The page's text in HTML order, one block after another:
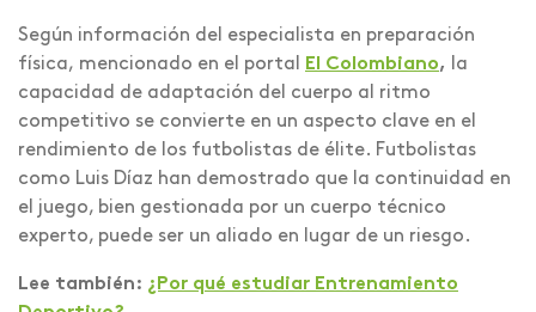
Según información del especialista en preparación
física, mencionado en el portal
El Colombiano,
la
capacidad de adaptación del cuerpo al ritmo
competitivo se convierte en un aspecto clave en el
rendimiento de los futbolistas de élite. Futbolistas
como Luis Díaz han demostrado que la continuidad en
el juego, bien gestionada por un cuerpo técnico
experto, puede ser un aliado en lugar de un riesgo.
Lee también: ¿Por qué estudiar Entrenamiento